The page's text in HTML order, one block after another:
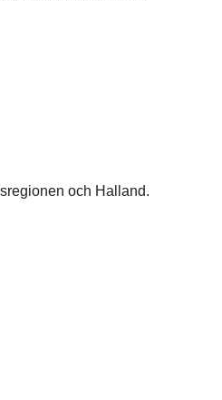
och Halland.